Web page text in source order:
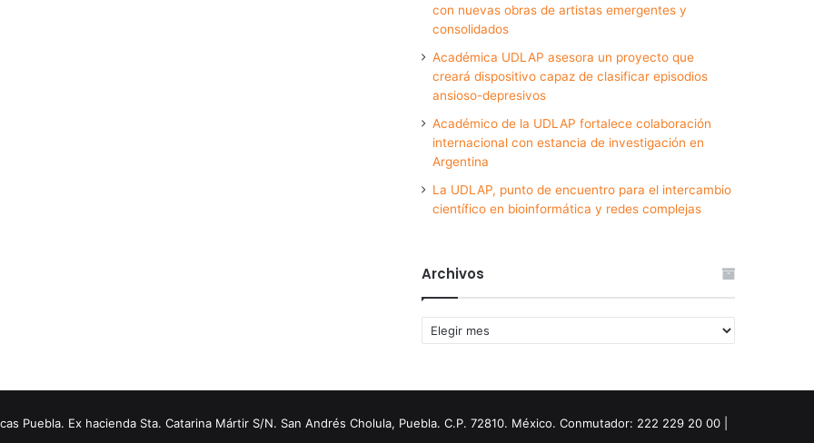
con nuevas obras de artistas emergentes y
consolidados
Académica UDLAP asesora un proyecto que
creará dispositivo capaz de clasificar episodios
ansioso-depresivos
Académico de la UDLAP fortalece colaboración
internacional con estancia de investigación en
Argentina
La UDLAP, punto de encuentro para el intercambio
científico en bioinformática y redes complejas
Archivos
Archivos
Puebla. Ex hacienda Sta. Catarina Mártir S/N. San Andrés Cholula, Puebla. C.P. 72810. México. Conmutador: 222 229 20 00 |